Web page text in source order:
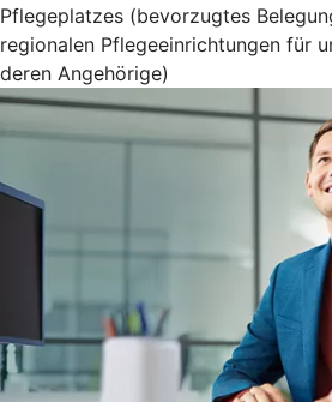
Pflegeplatzes (bevorzugtes
regionalen Pflegeeinrichtungen für
deren Angehörige)